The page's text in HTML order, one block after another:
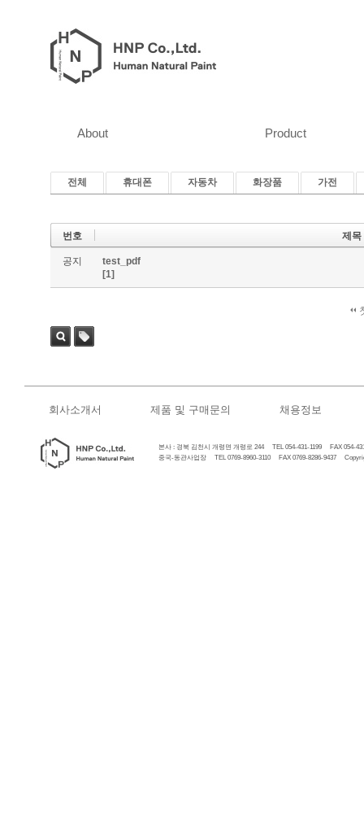
About Product
전체 휴대폰 자동차 화장품 가전
번호 제목
공지
test_pdf
[1]
회사소개서 제품 및 구매문의 채용정보
본사 : 경북 김천시 개령면 개령로 244 TEL 054-431-1199 FAX 054-
중국-동관사업장 TEL 0769-8960-3110 FAX 0769-8286-9437